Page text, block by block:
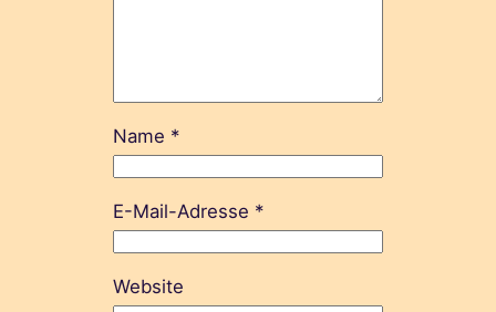
Name *
E-Mail-Adresse *
Website